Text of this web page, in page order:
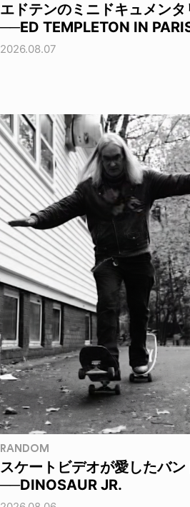
エドテンのミニドキュメンタ
──ED TEMPLETON IN
2026.08.07
RANDOM
スケートビデオが愛したバン
──DINOSAUR JR.